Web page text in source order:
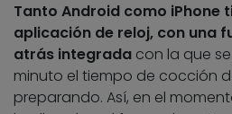
Tanto Android como iPhone
aplicación de reloj, con una
atrás integrada con la que
minuto el tiempo de cocción
preparando. Así, en el